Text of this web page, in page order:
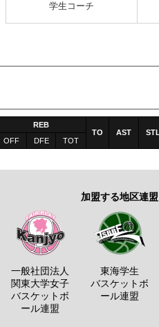
学生コーチ
REB
TO
AST STL
OFF DFE TOT
加盟する地区連盟
一般社団法人
関東大学女子
バスケットボ
ール連盟
東海学生
バスケットボ
ール連盟